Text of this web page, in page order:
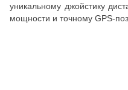
уникальному джойстику
мощности и точному GPS-